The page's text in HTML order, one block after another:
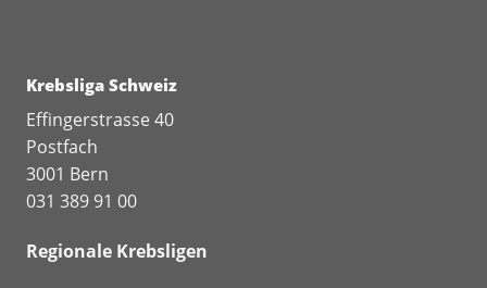
Krebsliga Schweiz
Effingerstrasse 40
Postfach
3001 Bern
031 389 91 00
Regionale Krebsligen